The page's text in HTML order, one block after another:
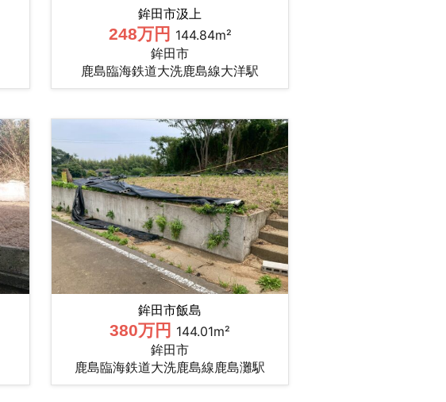
鉾田市汲上
248万円 144.84m²
鉾田市
鹿島臨海鉄道大洗鹿島線大洋駅
鉾田市飯島
380万円 144.01m²
鉾田市
鹿島臨海鉄道大洗鹿島線鹿島灘駅